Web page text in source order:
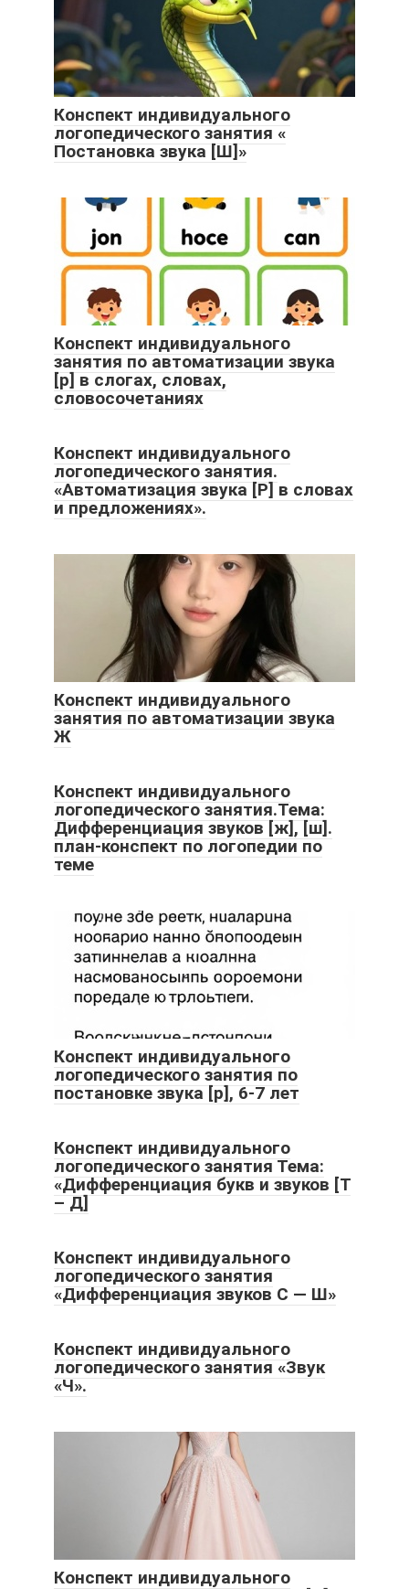
Конспект индивидуального
логопедического занятия «
Постановка звука [Ш]»
Конспект индивидуального
занятия по автоматизации звука
[р] в слогах, словах,
словосочетаниях
Конспект индивидуального
логопедического занятия.
«Автоматизация звука [Р] в словах
и предложениях».
Конспект индивидуального
занятия по автоматизации звука
Ж
Конспект индивидуального
логопедического занятия.Тема:
Дифференциация звуков [ж], [ш].
план-конспект по логопедии по
теме
Конспект индивидуального
логопедического занятия по
постановке звука [р], 6-7 лет
Конспект индивидуального
логопедического занятия Тема:
«Дифференциация букв и звуков [Т
– Д]
Конспект индивидуального
логопедического занятия
«Дифференциация звуков С — Ш»
Конспект индивидуального
логопедического занятия «Звук
«Ч».
Конспект индивидуального